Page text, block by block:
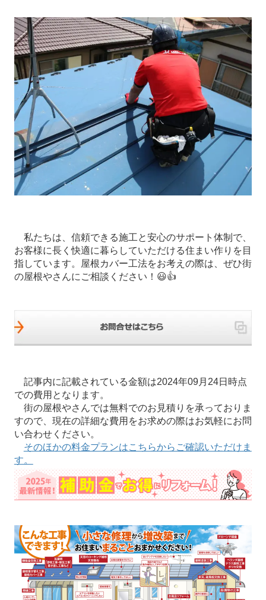
私たちは、信頼できる施工と安心のサポート体制で、
お客様に長く快適に暮らしていただける住まい作りを目
指しています。屋根カバー工法をお考えの際は、ぜひ街
の屋根やさんにご相談ください！😃👍
記事内に記載されている金額は2024年09月24日時点
での費用となります。
街の屋根やさんでは無料でのお見積りを承っておりま
すので、現在の詳細な費用をお求めの際はお気軽にお問
い合わせください。
そのほかの料金プランはこちらからご確認いただけま
す。